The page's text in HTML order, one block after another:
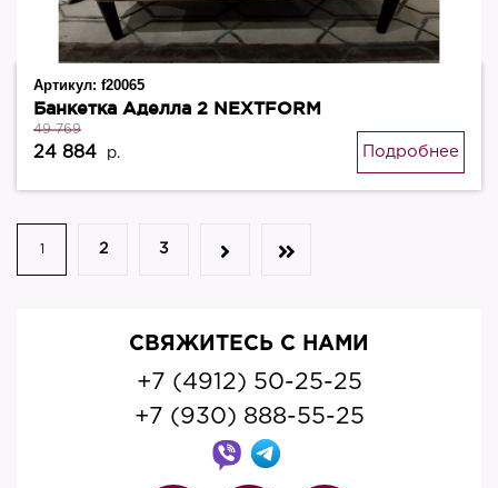
Артикул: f20065
Банкетка Аделла 2 NEXTFORM
49 769
24 884 р. Подробнее
1 2 3
СВЯЖИТЕСЬ С НАМИ
+7 (4912) 50-25-25
+7 (930) 888-55-25